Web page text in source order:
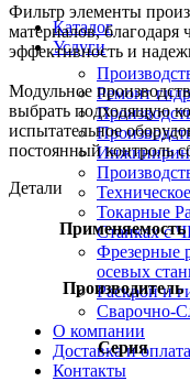
Каталог
Услуги
Ремонт
Токарные
Станках с
Фрезерные
осевых
Раскрой и
Сварочно-
О компании
Доставка и оплата
Контакты
Фильтр элементы
материалов,
эффективность и
Модульное
выбрать подходящую
испытательное
постоянный контроль
Детали
Применяемость
Производитель
Серия